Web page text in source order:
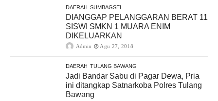
DAERAH SUMBAGSEL
DIANGGAP PELANGGARAN BERAT 11
SISWI SMKN 1 MUARA ENIM
DIKELUARKAN
Admin Agu 27, 2018
DAERAH TULANG BAWANG
Jadi Bandar Sabu di Pagar Dewa, Pria
ini ditangkap Satnarkoba Polres Tulang
Bawang